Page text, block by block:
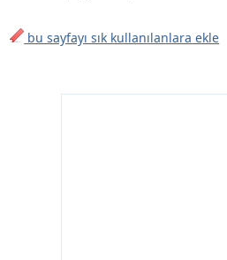
bu sayfayı sık kullanılanlara ekle